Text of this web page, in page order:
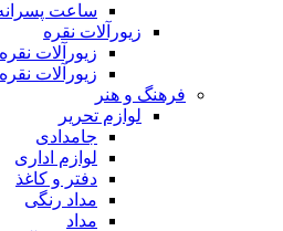
ساعت
زیورآلات نقره
زیورآلات
زیورآلات
فرهنگ و هنر
لوازم تحریر
جامدادی
لوازم اداری
دفتر و کاغذ
مداد رنگی
مداد